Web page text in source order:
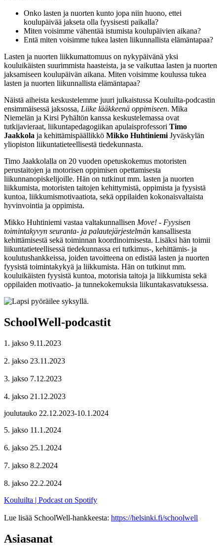
Onko lasten ja nuorten kunto jopa niin huono, ettei
koulupäivää jakseta olla fyysisesti paikalla?
Miten voisimme vähentää istumista koulupäivien aikana?
Entä miten voisimme tukea lasten liikunnallista elämäntapaa?
Lasten ja nuorten liikkumattomuus on nykypäivänä yksi
kouluikäisten suurimmista haasteista, ja se vaikuttaa lasten ja nuorten
jaksamiseen koulupäivän aikana. Miten voisimme koulussa tukea
lasten ja nuorten liikunnallista elämäntapaa?
Näistä aiheista keskustelemme juuri julkaistussa Kouluilta-podcastin
ensimmäisessä jaksossa, Liike lääkkeenä oppimiseen. Mika
Niemelän ja Kirsi Pyhältön kanssa keskustelemassa ovat
tutkijavieraat, liikuntapedagogiikan apulaisprofessori Timo
Jaakkola ja kehittämispäällikkö Mikko Huhtiniemi Jyväskylän
yliopiston liikuntatieteellisestä tiedekunnasta.
Timo Jaakkolalla on 20 vuoden opetuskokemus motoristen
perustaitojen ja motorisen oppimisen opettamisesta
liikunnanopiskelijoille. Hän on tutkinut mm. lasten ja nuorten
liikkumista, motoristen taitojen kehittymistä, oppimista ja fyysistä
kuntoa, liikkumismotivaatiota, sekä oppilaiden kokonaisvaltaista
hyvinvointia ja oppimista.
Mikko Huhtiniemi vastaa valtakunnallisen Move! - Fyysisen
toimintakyvyn seuranta- ja palautejärjestelmän kansallisesta
kehittämisestä sekä toiminnan koordinoimisesta. Lisäksi hän toimii
liikuntatieteellisessä tiedekunnassa eri tutkimus-, kehittämis- ja
koulutushankkeissa, joiden tavoitteena on edistää lasten ja nuorten
fyysistä toimintakykyä ja liikkumista. Hän on tutkinut mm.
kouluikäisten fyysistä kuntoa, motorisia taitoja ja liikkumista sekä
oppilaiden motivaatio- ja tunnekokemuksia liikuntakasvatuksessa.
SchoolWell-podcastit
1. jakso 9.11.2023
2. jakso 23.11.2023
3. jakso 7.12.2023
4. jakso 21.12.2023
joulutauko 22.12.2023-10.1.2024
5. jakso 11.1.2024
6. jakso 25.1.2024
7. jakso 8.2.2024
8. jakso 22.2.2024
Kouluilta | Podcast on Spotify
Lue lisää SchoolWell-hankkeesta: https://helsinki.fi/schoolwell
Asiasanat